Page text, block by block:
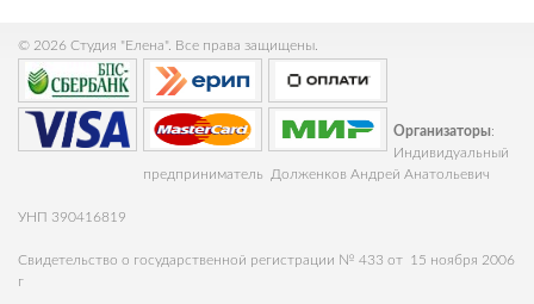
© 2026 Студия "Елена". Все права защищены.
Организаторы:
Индивидуальный
предприниматель Долженков Андрей Анатольевич
УНП 390416819
Свидетельство о государственной регистрации № 433 от 15 ноября 2006
г